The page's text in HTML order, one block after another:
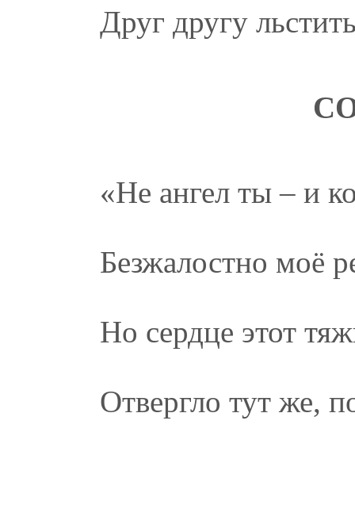
Друг другу
«Не ангел ты – и
Безжалостно моё
Но сердце этот
Отвергло тут же,